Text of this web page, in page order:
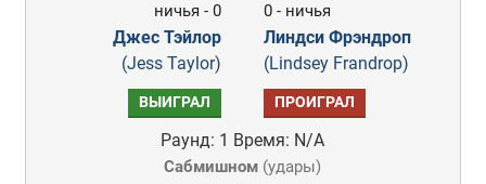
ничья - 0
Джес Тэйлор
(Jess Taylor)
0 - ничья
Линдси Фрэндроп
(Lindsey Frandrop)
ВЫИГРАЛ ПРОИГРАЛ
Раунд: 1 Время: N/A
Сабмишном (удары)